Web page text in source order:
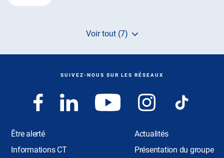
Voir tout (7)
de
de
de
SUIVEZ-NOUS SUR LES RÉSEAUX
Être alerté
Informations CT
Actualités
Présentation du groupe